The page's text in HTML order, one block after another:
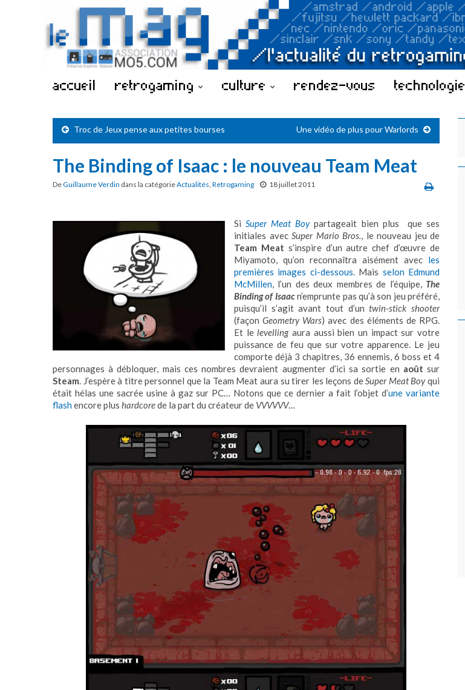
accueil retrogaming culture rendez-vous technologie
Troc de Jeux pense aux petites bourses Une vidéo de plus pour Warlords
The Binding of Isaac : le nouveau Team Meat
DeGuillaume Verdin dans la catégorieActualités, Retrogaming 18 juillet 2011
SiSuper Meat Boypartageait bien plus que ses
initiales avec Super Mario Bros., le nouveau jeu de
Team Meat s’inspire d’un autre chef d’œuvre de
Miyamoto, qu’on reconnaîtra aisément avec les
premières images ci-dessous. Mais selon Edmund
McMillen, l’un des deux membres de l’équipe, The
Binding of Isaacn’emprunte pas qu’à son jeu préféré,
puisqu’il s’agit avant tout d’untwin-stick shooter
(façonGeometry Wars) avec des éléments de RPG.
Et lelevellingaura aussi bien un impact sur votre
puissance de feu que sur votre apparence. Le jeu
comporte déjà 3 chapitres, 36 ennemis, 6 boss et 4
personnages à débloquer, mais ces nombres devraient augmenter d’ici sa sortie en aoûtsur
Steam. J’espère à titre personnel que la Team Meat aura su tirer les leçons deSuper Meat Boyqui
était hélas une sacrée usine à gaz sur PC… Notons que ce dernier a fait l’objet d’une variante
flashencore plus hardcorede la part du créateur de VVVVVV…